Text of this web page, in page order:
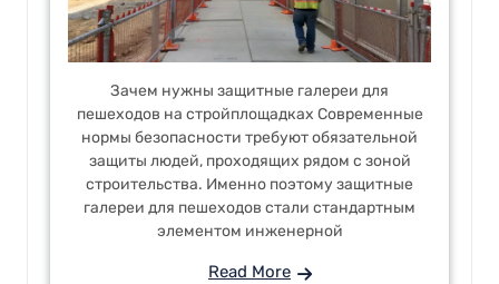
Зачем нужны защитные галереи для
пешеходов на стройплощадках Современные
нормы безопасности требуют обязательной
защиты людей, проходящих рядом с зоной
строительства. Именно поэтому защитные
галереи для пешеходов стали стандартным
элементом инженерной
Read More